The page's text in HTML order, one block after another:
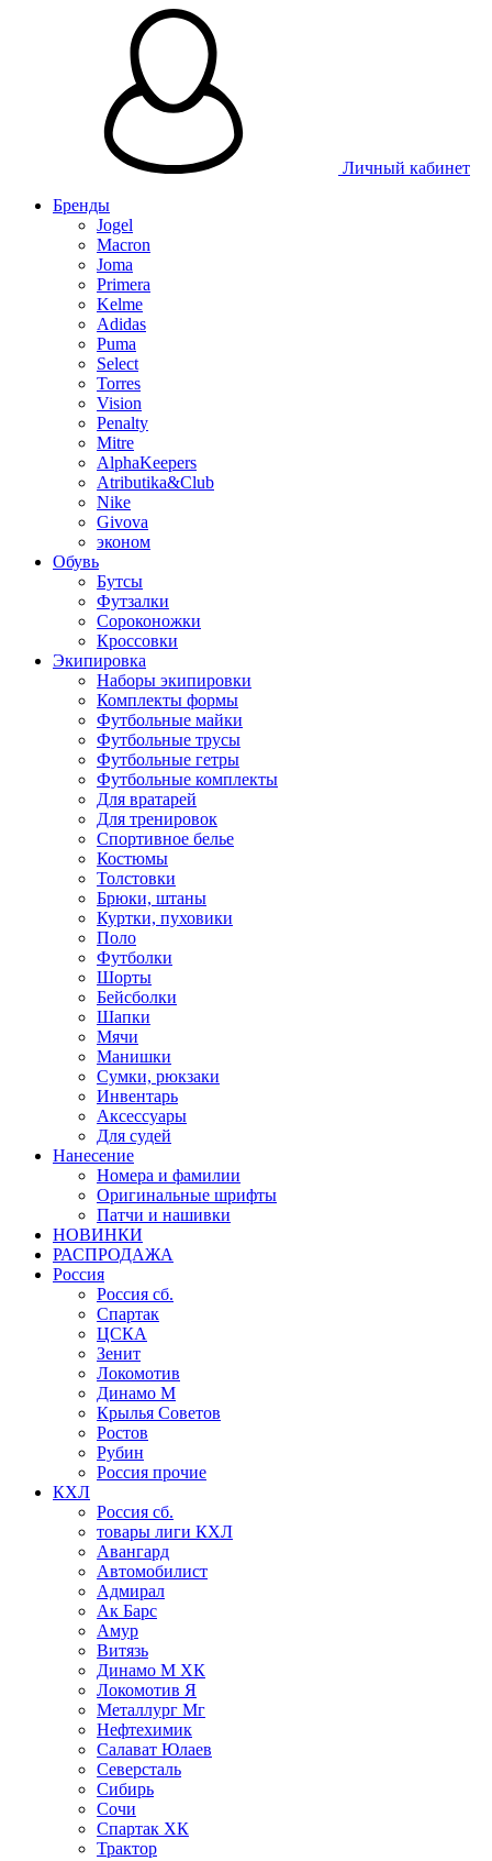
Личный кабинет
Бренды
Jogel
Macron
Joma
Primera
Kelme
Adidas
Puma
Select
Torres
Vision
Penalty
Mitre
AlphaKeepers
Atributika&Club
Nike
Givova
эконом
Обувь
Бутсы
Футзалки
Сороконожки
Кроссовки
Экипировка
Наборы экипировки
Комплекты формы
Футбольные майки
Футбольные трусы
Футбольные гетры
Футбольные комплекты
Для вратарей
Для тренировок
Спортивное белье
Костюмы
Толстовки
Брюки, штаны
Куртки, пуховики
Поло
Футболки
Шорты
Бейсболки
Шапки
Мячи
Манишки
Сумки, рюкзаки
Инвентарь
Аксессуары
Для судей
Нанесение
Номера и фамилии
Оригинальные шрифты
Патчи и нашивки
НОВИНКИ
РАСПРОДАЖА
Россия
Россия сб.
Спартак
ЦСКА
Зенит
Локомотив
Динамо М
Крылья Советов
Ростов
Рубин
Россия прочие
КХЛ
Россия сб.
товары лиги КХЛ
Авангард
Автомобилист
Адмирал
Ак Барс
Амур
Витязь
Динамо М ХК
Локомотив Я
Металлург Мг
Нефтехимик
Салават Юлаев
Северсталь
Сибирь
Сочи
Спартак ХК
Трактор
Таблица размеров